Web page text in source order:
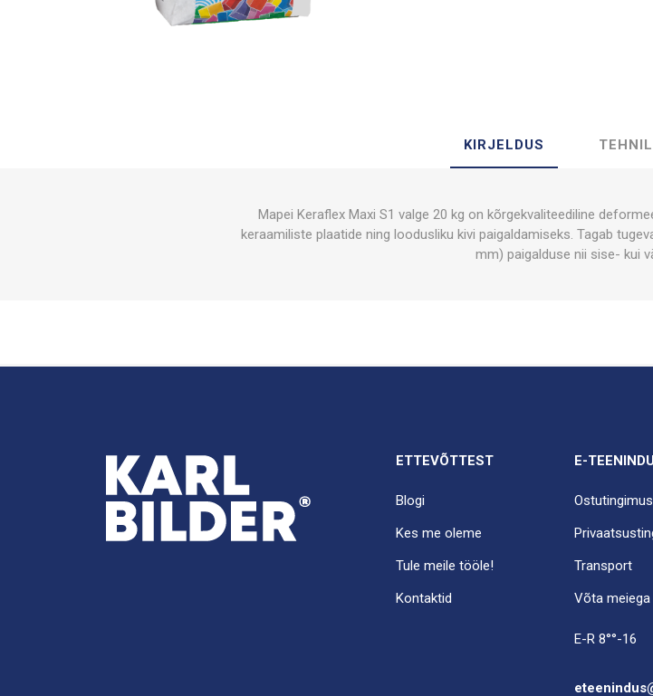
KIRJELDUS
Mapei Keraflex Maxi S1 valge 20 kg on kõrgekvaliteediline
keraamiliste plaatide ning loodusliku kivi paigaldamiseks. Tagab
mm) paigalduse nii sise- kui
ETTEVÕTTEST
Blogi
Kes me oleme
Tule meile tööle!
Kontaktid
E-
Transport
Võta
E-R 8°°-16